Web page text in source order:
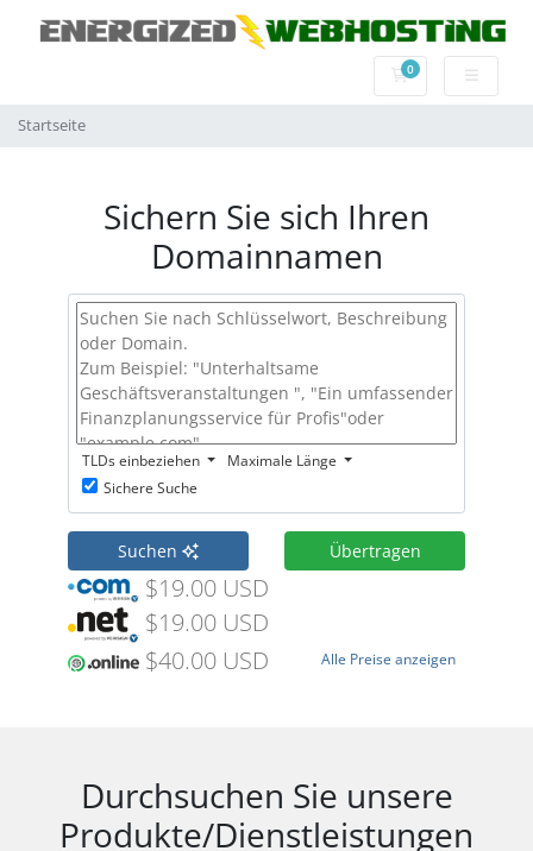
0Mein Warenkorb
Startseite
Sichern Sie sich Ihren
Domainnamen
TLDs einbeziehen
Maximale Länge
Sichere Suche
Suchen Übertragen
$19.00 USD
$19.00 USD
$40.00 USD
Alle Preise anzeigen
Durchsuchen Sie unsere
Produkte/Dienstleistungen